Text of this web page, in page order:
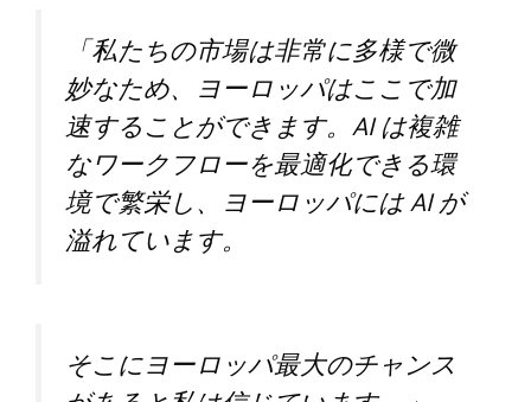
「私たちの市場は非常に多様で微
妙なため、ヨーロッパはここで加
速することができます。AI は複雑
なワークフローを最適化できる環
境で繁栄し、ヨーロッパには AI が
溢れています。
そこにヨーロッパ最大のチャンス